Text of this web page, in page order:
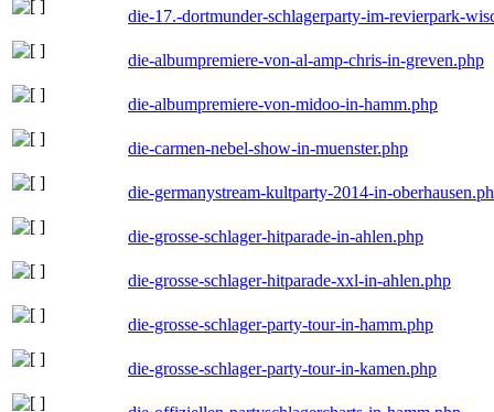
die-17.-dortmunder-schlagerparty-im-revierpark-
die-albumpremiere-von-al-amp-chris-in-greven.php
die-albumpremiere-von-midoo-in-hamm.php
die-carmen-nebel-show-in-muenster.php
die-germanystream-kultparty-2014-in-
die-grosse-schlager-hitparade-in-ahlen.php
die-grosse-schlager-hitparade-xxl-in-ahlen.php
die-grosse-schlager-party-tour-in-hamm.php
die-grosse-schlager-party-tour-in-kamen.php